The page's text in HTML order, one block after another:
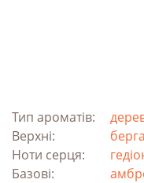
Тип ароматів:
Верхні:
Ноти серця:
Базові: